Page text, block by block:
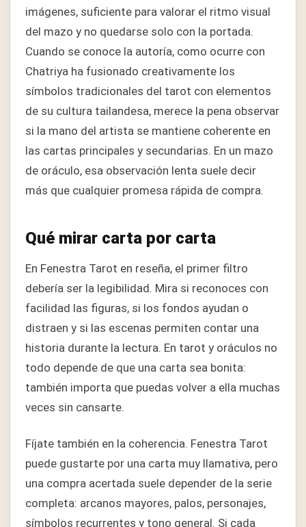
imágenes, suficiente para valorar el ritmo visual
del mazo y no quedarse solo con la portada.
Cuando se conoce la autoría, como ocurre con
Chatriya ha fusionado creativamente los
símbolos tradicionales del tarot con elementos
de su cultura tailandesa, merece la pena observar
si la mano del artista se mantiene coherente en
las cartas principales y secundarias. En un mazo
de oráculo, esa observación lenta suele decir
más que cualquier promesa rápida de compra.
Qué mirar carta por carta
En Fenestra Tarot en reseña, el primer filtro
debería ser la legibilidad. Mira si reconoces con
facilidad las figuras, si los fondos ayudan o
distraen y si las escenas permiten contar una
historia durante la lectura. En tarot y oráculos no
todo depende de que una carta sea bonita:
también importa que puedas volver a ella muchas
veces sin cansarte.
Fíjate también en la coherencia. Fenestra Tarot
puede gustarte por una carta muy llamativa, pero
una compra acertada suele depender de la serie
completa: arcanos mayores, palos, personajes,
símbolos recurrentes y tono general. Si cada